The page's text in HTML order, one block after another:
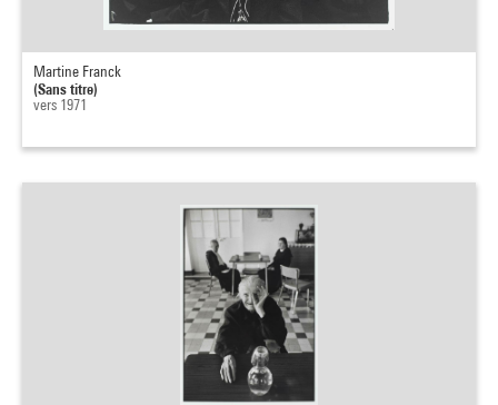
Martine Franck
(Sans titre)
vers 1971